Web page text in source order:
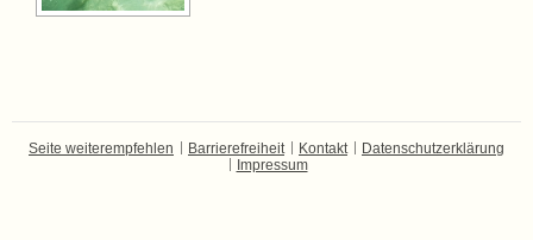
Seite weiterempfehlen Barrierefreiheit Kontakt
Datenschutzerklärung
Impressum